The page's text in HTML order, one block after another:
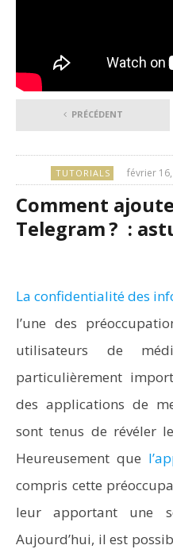
PRÉCÉDENT
TUTORIALS février
Comment
Telegram ? :
NOW
Comment ajouter un
pratiques
La confidentialité des
l’une des
utilisateurs de
particulièrement
des applications de
sont tenus de révéler
Heureusement que
compris cette
leur apportant une
Aujourd’hui, il est